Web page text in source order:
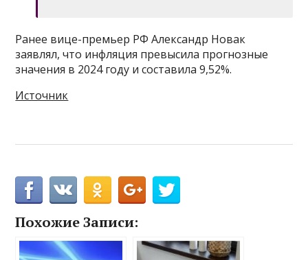
Ранее вице-премьер РФ Александр Новак
заявлял, что инфляция превысила прогнозные
значения в 2024 году и составила 9,52%.
Источник
Похожие Записи: